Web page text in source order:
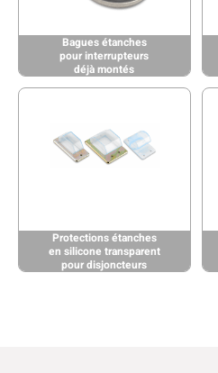
Bagues étanches
pour interrupteurs
déjà montés
Protections étanches
en silicone transparent
pour disjoncteurs